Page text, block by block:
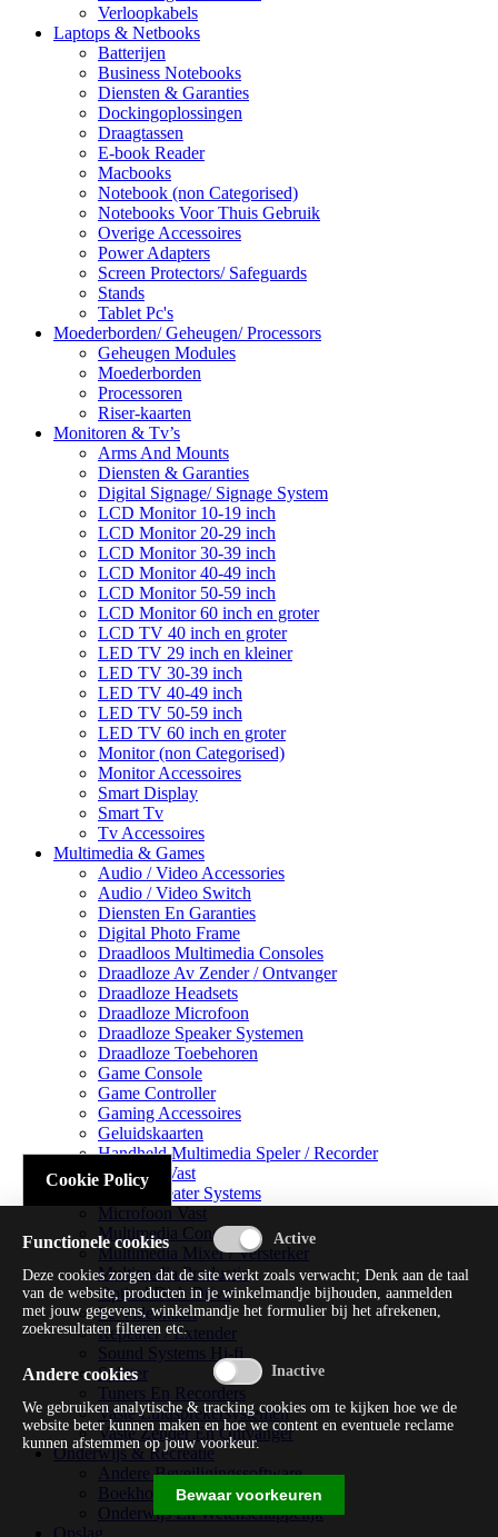
Verloopkabels
Laptops & Netbooks
Batterijen
Business Notebooks
Diensten & Garanties
Dockingoplossingen
Draagtassen
E-book Reader
Macbooks
Notebook (non Categorised)
Notebooks Voor Thuis Gebruik
Overige Accessoires
Power Adapters
Screen Protectors/ Safeguards
Stands
Tablet Pc's
Moederborden/ Geheugen/ Processors
Geheugen Modules
Moederborden
Processoren
Riser-kaarten
Monitoren & Tv’s
Arms And Mounts
Diensten & Garanties
Digital Signage/ Signage System
LCD Monitor 10-19 inch
LCD Monitor 20-29 inch
LCD Monitor 30-39 inch
LCD Monitor 40-49 inch
LCD Monitor 50-59 inch
LCD Monitor 60 inch en groter
LCD TV 40 inch en groter
LED TV 29 inch en kleiner
LED TV 30-39 inch
LED TV 40-49 inch
LED TV 50-59 inch
LED TV 60 inch en groter
Monitor (non Categorised)
Monitor Accessoires
Smart Display
Smart Tv
Tv Accessoires
Multimedia & Games
Audio / Video Accessories
Audio / Video Switch
Diensten En Garanties
Digital Photo Frame
Draadloos Multimedia Consoles
Draadloze Av Zender / Ontvanger
Draadloze Headsets
Draadloze Microfoon
Draadloze Speaker Systemen
Draadloze Toebehoren
Game Console
Game Controller
Gaming Accessoires
Geluidskaarten
Handheld Multimedia Speler / Recorder
Headsets Vast
Home Theater Systems
Microfoon Vast
Multimedia Consoles
Multimedia Mixer / Versterker
Multimedia Productie
Optical Disk Drive
Pc Videokaart
Repeater / Extender
Sound Systems Hi-fi
Splitter
Tuners En Recorders
Vaste Luidsprekersystemen
Vaste Zender En Ontvanger
Onderwijs & Recreatie
Andere Beveiligingssoftware
Boekhouding / Financiën
Onderwijs En Wetenschappelijk
Cookie Policy
Functionele cookies
Deze cookies zorgen dat de site werkt zoals verwacht; Denk aan de taal
van de website, producten in je winkelmandje bijhouden, aanmelden
met jouw gegevens, winkelmandje het formulier bij het afrekenen,
zoekresultaten filteren etc.
Andere cookies
We gebruiken analytische & tracking cookies om te kijken hoe we de
website beter kunnen maken en hoe we content en eventuele reclame
kunnen afstemmen op jouw voorkeur.
Bewaar voorkeuren